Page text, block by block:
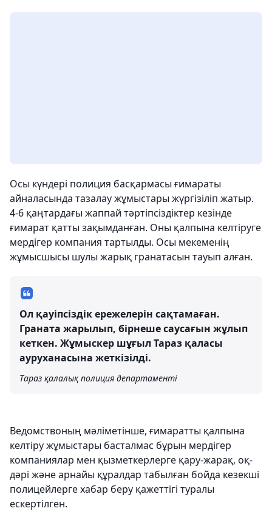
Осы күндері полиция басқармасы ғимараты
айналасында тазалау жұмыстары жүргізіліп жатыр.
4-6 қаңтардағы жаппай тәртіпсіздіктер кезінде
ғимарат қатты зақымданған. Оны қалпына келтіруге
мердігер компания тартылды. Осы мекеменің
жұмысшысы шулы жарық гранатасын тауып алған.
Ол қауіпсіздік ережелерін сақтамаған.
Граната жарылып, бірнеше саусағын жұлып
кеткен. Жұмыскер шұғыл Тараз қаласы
ауруханасына жеткізілді.
Тараз қалалық полиция департаменті
Ведомствоның мәліметінше, ғимаратты қалпына
келтіру жұмыстары басталмас бұрын мердігер
компаниялар мен қызметкерлерге қару-жарақ, оқ-
дәрі және арнайы құралдар табылған бойда кезекші
полицейлерге хабар беру қажеттігі туралы
ескертілген.